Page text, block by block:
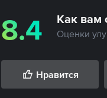
8.4 Как вам
Оценки
Нравится